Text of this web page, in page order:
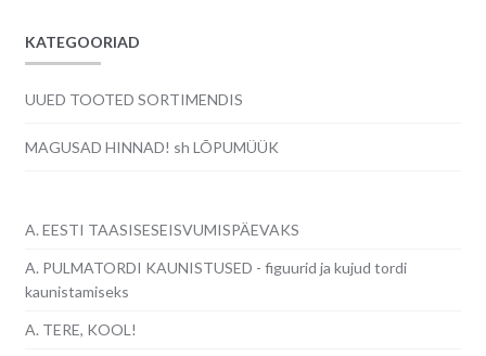
KATEGOORIAD
UUED TOOTED SORTIMENDIS
MAGUSAD HINNAD! sh LÕPUMÜÜK
A. EESTI TAASISESEISVUMISPÄEVAKS
A. PULMATORDI KAUNISTUSED - figuurid ja kujud tordi
kaunistamiseks
A. TERE, KOOL!